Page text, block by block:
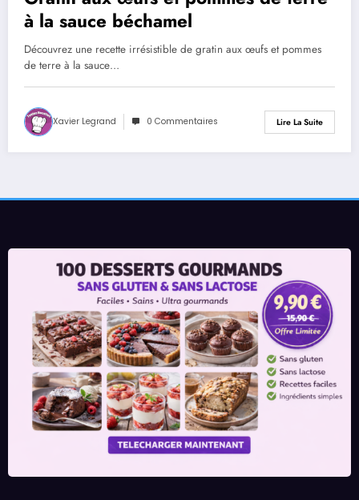
à la sauce béchamel
Découvrez une recette irrésistible de gratin aux œufs et pommes
de terre à la sauce…
Xavier Legrand 0 Commentaires Lire La Suite